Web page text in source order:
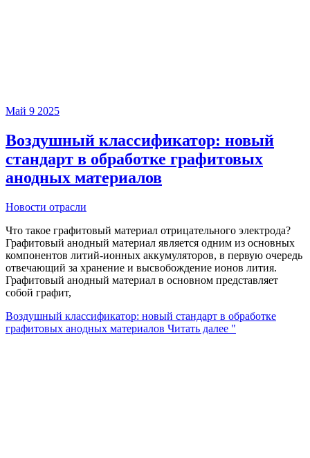
Май 9 2025
Воздушный классификатор: новый
стандарт в обработке графитовых
анодных материалов
Новости отрасли
Что такое графитовый материал отрицательного электрода?
Графитовый анодный материал является одним из основных
компонентов литий-ионных аккумуляторов, в первую очередь
отвечающий за хранение и высвобождение ионов лития.
Графитовый анодный материал в основном представляет
собой графит,
Воздушный классификатор: новый стандарт в обработке
графитовых анодных материалов Читать далее "